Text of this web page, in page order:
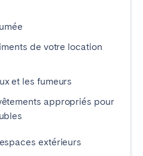
de votre location
et les fumeurs
appropriés pour
extérieurs
Lille
Nice